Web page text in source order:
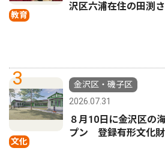
教育
沢区六浦在住の田渕
3
文化
金沢区・磯子区
2026.07.31
８月10日に金沢区の
プン 登録有形文化